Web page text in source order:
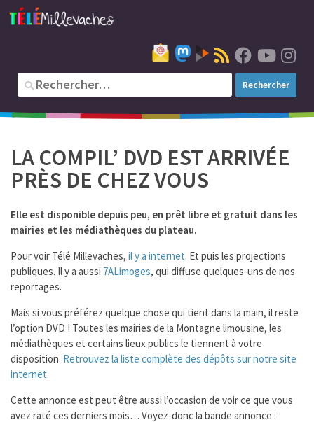
LA COMPIL’ DVD EST ARRIVÉE
PRÈS DE CHEZ VOUS
Elle est disponible depuis peu, en prêt libre et gratuit dans les
mairies et les médiathèques du plateau.
Pour voir Télé Millevaches, il y a internet. Et puis les projections
publiques. Il y a aussi 7ALimoges, qui diffuse quelques-uns de nos
reportages.
Mais si vous préférez quelque chose qui tient dans la main, il reste
l’option DVD ! Toutes les mairies de la Montagne limousine, les
médiathèques et certains lieux publics le tiennent à votre
disposition. Retrouvez la liste complète des dépôts sur notre site
internet.
Cette annonce est peut être aussi l’occasion de voir ce que vous
avez raté ces derniers mois… Voyez-donc la bande annonce :